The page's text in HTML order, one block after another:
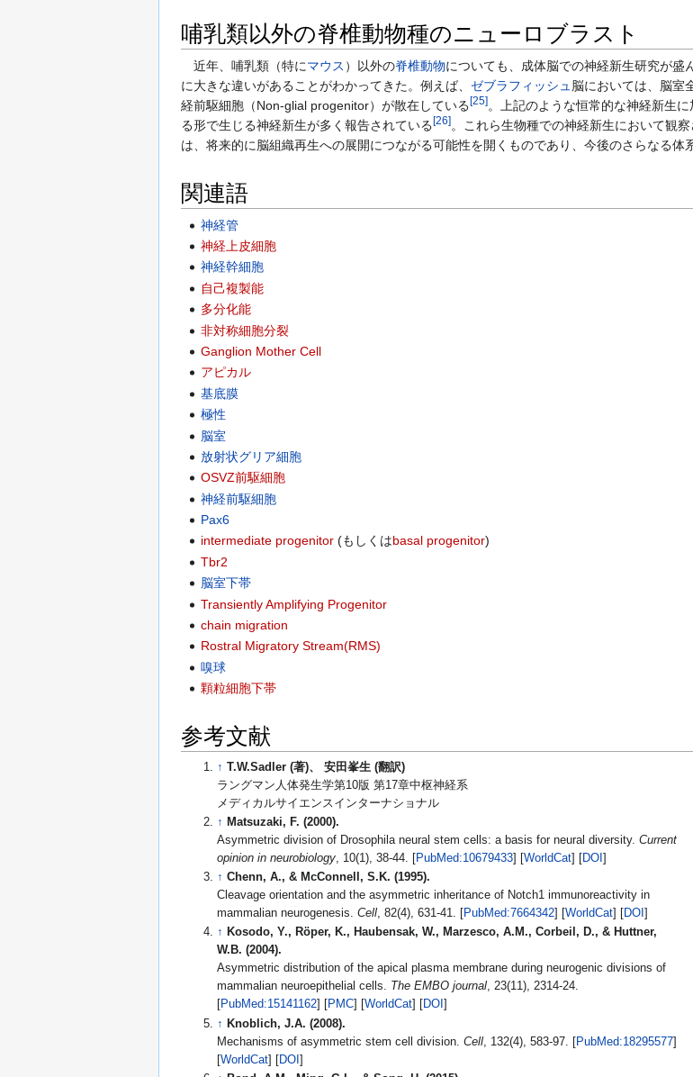
哺乳類以外の脊椎動物種のニューロブラスト
近年、哺乳類（特にマウス ）以外の脊椎動物についても、成体脳での神経新生研究が
に大きな違いがあることがわかってきた。例えば、 ゼブラフィッシュ 脳においては、脳室
経前駆細胞（Non-glial progenitor）が散在している [25] 。上記のような恒常的な神経新生に
る形で生じる神経新生が多く報告されている [26] 。これら生物種での神経新生において観
は、将来的に脳組織再生への展開につながる可能性を開くものであり、今後のさらなる体
関連語
神経管
神経上皮細胞
神経幹細胞
自己複製能
多分化能
非対称細胞分裂
Ganglion Mother Cell
アピカル
基底膜
極性
脳室
放射状グリア細胞
OSVZ前駆細胞
神経前駆細胞
Pax6
intermediate progenitor (もしくはbasal progenitor)
Tbr2
脳室下帯
Transiently Amplifying Progenitor
chain migration
Rostral Migratory Stream(RMS)
嗅球
顆粒細胞下帯
参考文献
↑ T.W.Sadler (著)、 安田峯生 (翻訳)
ラングマン人体発生学第10版 第17章中枢神経系
メディカルサイエンスインターナショナル
↑ Matsuzaki, F. (2000).
Asymmetric division of Drosophila neural stem cells: a basis for neural diversity.Current
opinion in neurobiology
PubMed:10679433 ] [WorldCat DOI
↑ Chenn, A., & McConnell, S.K. (1995).
Cleavage orientation and the asymmetric inheritance of Notch1 immunoreactivity in
mammalian neurogenesis.Cell PubMed:7664342 ] [WorldCat DOI
↑ Kosodo, Y., Röper, K., Haubensak, W., Marzesco, A.M., Corbeil, D., & Huttner,
W.B. (2004).
Asymmetric distribution of the apical plasma membrane during neurogenic divisions of
mammalian neuroepithelial cells. The EMBO journal, 23(11), 2314-24.
PubMed:15141162 PMC ] [WorldCat DOI
↑ Knoblich, J.A. (2008).
Mechanisms of asymmetric stem cell division.Cell , 132(4), 583-97. [PubMed:18295577]
[WorldCat ] [DOI]